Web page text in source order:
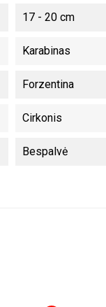
17 - 20 cm
Karabinas
Forzentina
Cirkonis
Bespalvė